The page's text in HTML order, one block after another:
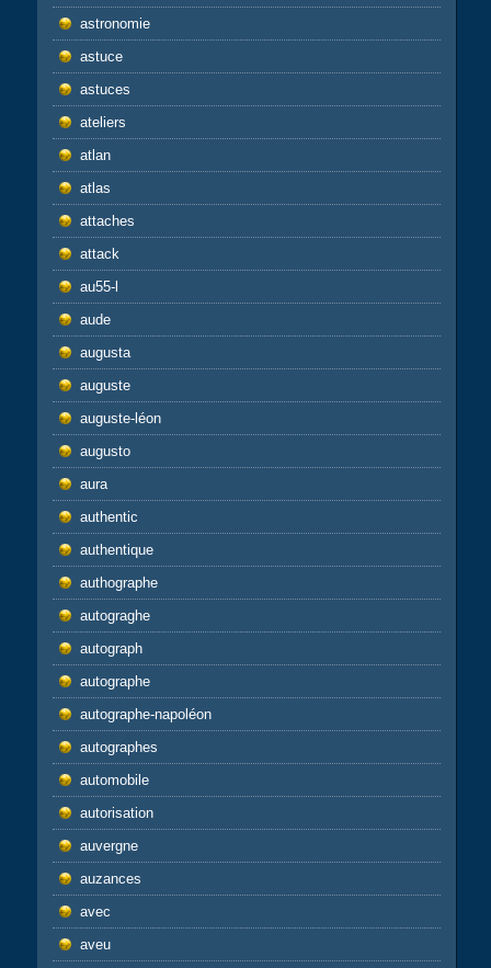
astronomie
astuce
astuces
ateliers
atlan
atlas
attaches
attack
au55-l
aude
augusta
auguste
auguste-léon
augusto
aura
authentic
authentique
authographe
autograghe
autograph
autographe
autographe-napoléon
autographes
automobile
autorisation
auvergne
auzances
avec
aveu